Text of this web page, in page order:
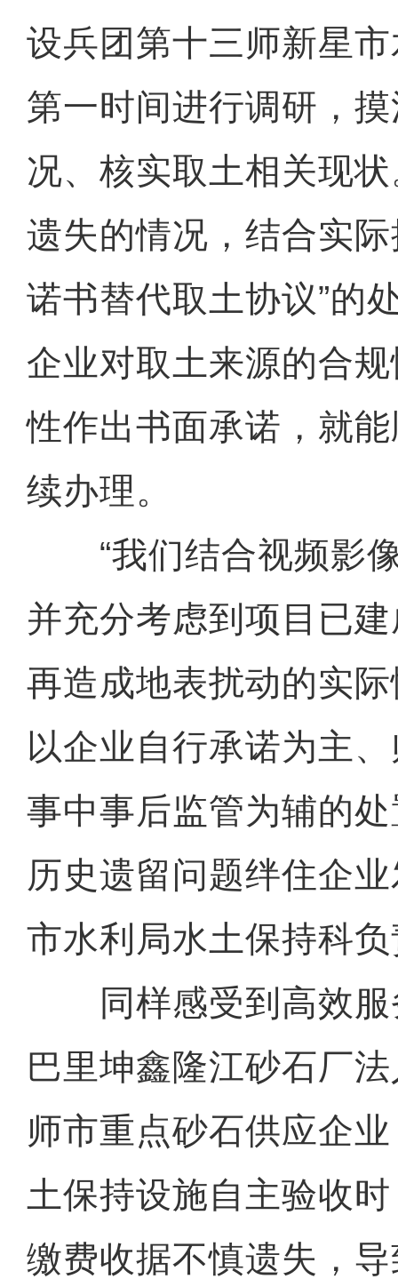
设兵团第十三师新星
第一时间进行调研，
况、核实取土相关现
遗失的情况，结合实
诺书替代取土协议”
企业对取土来源的合
性作出书面承诺，就
续办理。
“我们结合视频影像
并充分考虑到项目已
再造成地表扰动的实
以企业自行承诺为主
事中事后监管为辅的
历史遗留问题绊住企
市水利局水土保持科
同样感受到高效服
巴里坤鑫隆江砂石厂
师市重点砂石供应企
土保持设施自主验收
缴费收据不慎遗失，